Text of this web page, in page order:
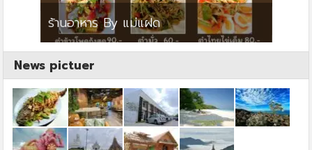
ร้านอาหาร By แม่แฝด
News pictuer